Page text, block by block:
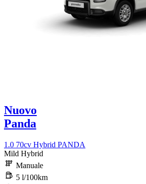
Nuovo
Panda
1.0 70cv Hybrid PANDA
Mild Hybrid
Manuale
5 l/100km